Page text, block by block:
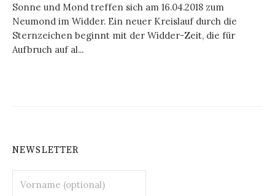
Sonne und Mond treffen sich am 16.04.2018 zum
Neumond im Widder. Ein neuer Kreislauf durch die
Sternzeichen beginnt mit der Widder-Zeit, die für
Aufbruch auf al...
NEWSLETTER